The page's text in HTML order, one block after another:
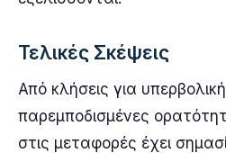
Τελικές Σκέψεις
Από κλήσεις για
παρεμποδισμένες
στις μεταφορές έχει